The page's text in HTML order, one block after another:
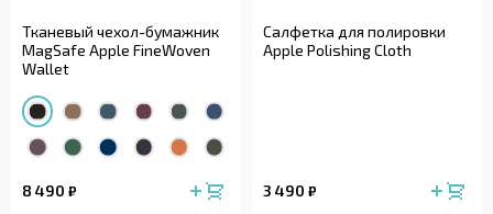
Тканевый чехол-бумажник
MagSafe Apple FineWoven
Wallet
8 490 ₽
Салфетка для полировки
Apple Polishing Cloth
3 490 ₽